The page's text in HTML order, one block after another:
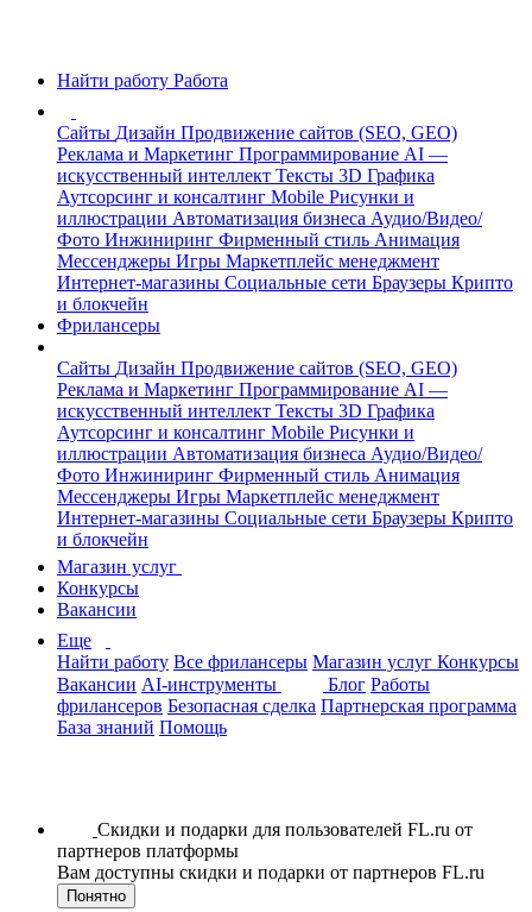
Найти работу Работа
Сайты Дизайн Продвижение сайтов (SEO, GEO)
Реклама и Маркетинг Программирование AI —
искусственный интеллект Тексты 3D Графика
Аутсорсинг и консалтинг Mobile Рисунки и
иллюстрации Автоматизация бизнеса Аудио/Видео/
Фото Инжиниринг Фирменный стиль Анимация
Мессенджеры Игры Маркетплейс менеджмент
Интернет-магазины Социальные сети Браузеры Крипто
и блокчейн
Фрилансеры
Сайты Дизайн Продвижение сайтов (SEO, GEO)
Реклама и Маркетинг Программирование AI —
искусственный интеллект Тексты 3D Графика
Аутсорсинг и консалтинг Mobile Рисунки и
иллюстрации Автоматизация бизнеса Аудио/Видео/
Фото Инжиниринг Фирменный стиль Анимация
Мессенджеры Игры Маркетплейс менеджмент
Интернет-магазины Социальные сети Браузеры Крипто
и блокчейн
Магазин услуг
Конкурсы
Вакансии
Еще
Найти работу Все фрилансеры Магазин услуг Конкурсы
Вакансии AI-инструменты Блог Работы
фрилансеров Безопасная сделка Партнерская программа
База знаний Помощь
Скидки и подарки для пользователей FL.ru от
партнеров платформы
Вам доступны скидки и подарки от партнеров FL.ru
Понятно